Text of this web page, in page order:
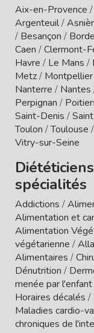
Aix-en-Provence /
Argenteuil/
/ Besançon /
Caen /Clermont-
Havre / Le Mans /
Metz/ Montpellier
Nanterre / Nantes
Perpignan /
Saint-Denis /
Toulon /Toulouse
Vitry-sur-Seine
spécialités
Addictions /
Alimentation et
Alimentation
végétarienne /
Alimentaires /
Dénutrition /
menée par
Horaires décalés /
Maladies cardio-
chroniques de